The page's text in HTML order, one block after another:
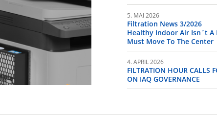
5. MAI 2026
Filtration News 3/2026
Healthy Indoor Air Isn´t
Must Move To The Center
4. APRIL 2026
FILTRATION HOUR CALLS
ON IAQ GOVERNANCE